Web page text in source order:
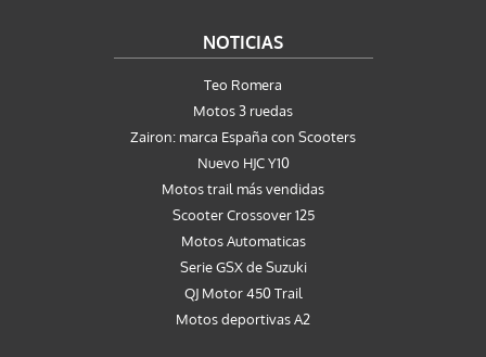
NOTICIAS
Teo Romera
Motos 3 ruedas
Zairon: marca España con Scooters
Nuevo HJC Y10
Motos trail más vendidas
Scooter Crossover 125
Motos Automaticas
Serie GSX de Suzuki
QJ Motor 450 Trail
Motos deportivas A2